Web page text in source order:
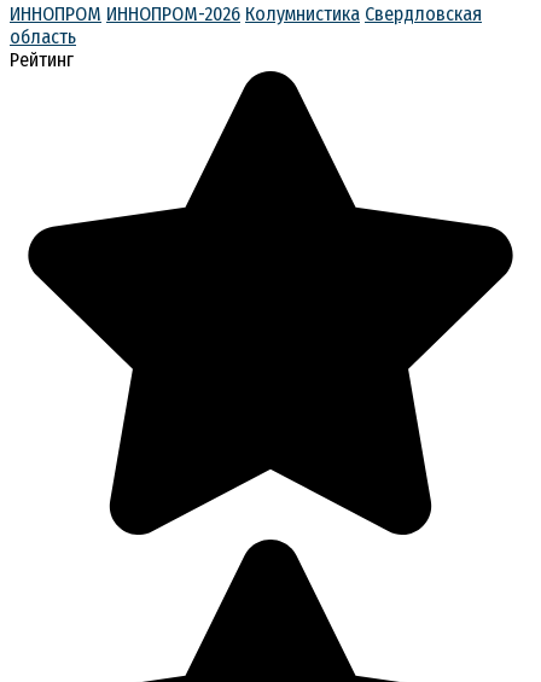
ИННОПРОМ ИННОПРОМ-2026 Колумнистика Свердловская
область
Рейтинг